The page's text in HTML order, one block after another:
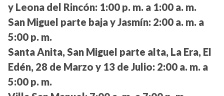
y Leona del Rincón: 1:00 p. m. a 1:00 a. m.
San Miguel parte baja y Jasmín: 2:00 a. m. a
5:00 p. m.
Santa Anita, San Miguel parte alta, La Era, El
Edén, 28 de Marzo y 13 de Julio: 2:00 a. m. a
5:00 p. m.